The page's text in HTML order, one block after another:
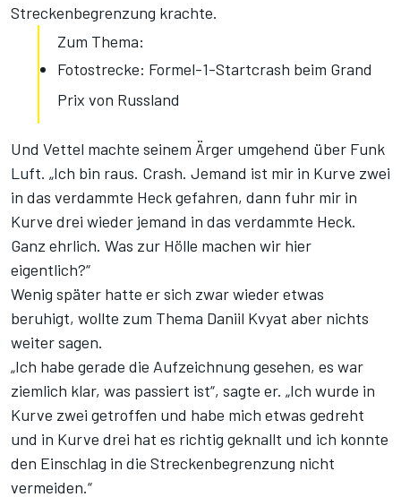
Streckenbegrenzung krachte.
Zum Thema:
Fotostrecke: Formel-1-Startcrash beim Grand
Prix von Russland
Und Vettel machte seinem Ärger umgehend über Funk
Luft. „Ich bin raus. Crash. Jemand ist mir in Kurve zwei
in das verdammte Heck gefahren, dann fuhr mir in
Kurve drei wieder jemand in das verdammte Heck.
Ganz ehrlich. Was zur Hölle machen wir hier
eigentlich?“
Wenig später hatte er sich zwar wieder etwas
beruhigt, wollte zum Thema Daniil Kvyat aber nichts
weiter sagen.
„Ich habe gerade die Aufzeichnung gesehen, es war
ziemlich klar, was passiert ist“, sagte er. „Ich wurde in
Kurve zwei getroffen und habe mich etwas gedreht
und in Kurve drei hat es richtig geknallt und ich konnte
den Einschlag in die Streckenbegrenzung nicht
vermeiden.“